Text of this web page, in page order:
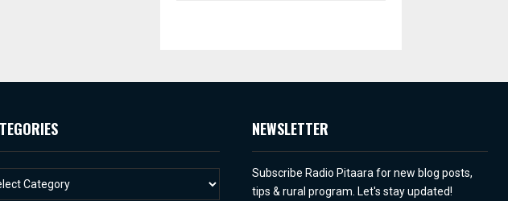
NEWSLETTER
Subscribe Radio Pitaara for new blog posts,
tips & rural program. Let's stay updated!